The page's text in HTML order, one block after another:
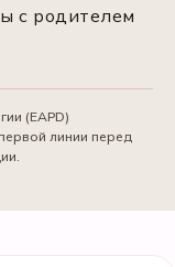
с родителем
(EAPD)
линии перед